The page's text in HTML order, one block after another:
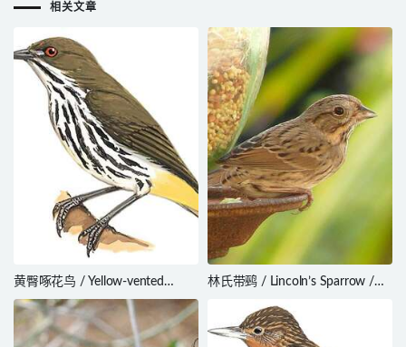
相关文章
黄臀啄花鸟 / Yellow-vented
Flowerpecker / Dicaeum
chrysorrheum
林氏带鹀 / Lincoln’s Sparrow /